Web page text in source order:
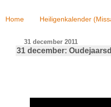
Home Heiligenkalender
31 december 2011
31 december: